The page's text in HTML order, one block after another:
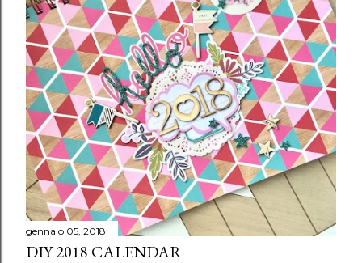
gennaio 05, 2018
DIY 2018 CALENDAR